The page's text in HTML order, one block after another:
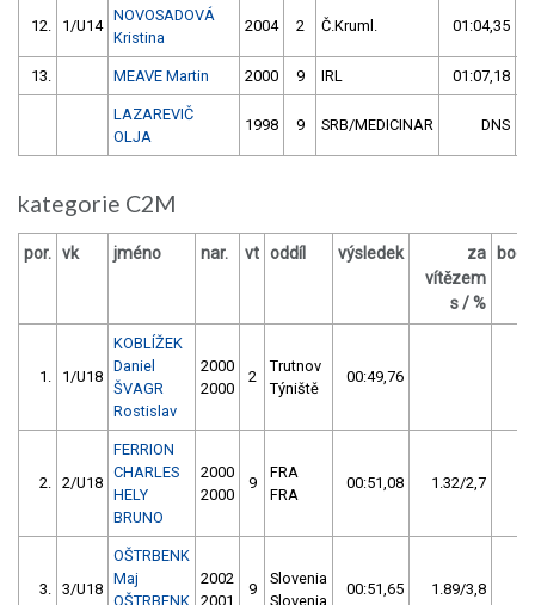
12. 1/U14
NOVOSADOVÁ
Kristina
2004 2 Č.Kruml. 01:04,35
13. MEAVE Martin 2000 9 IRL 01:07,18
LAZAREVIČ
OLJA
1998 9 SRB/MEDICINAR DNS
kategorie C2M
por. vk jméno nar. vt oddíl výsledek
za
vítězem
s / %
body
1. 1/U18
KOBLÍŽEK
Daniel
ŠVAGR
Rostislav
2000
2000
2
Trutnov
Týniště
00:49,76
2. 2/U18
FERRION
CHARLES
HELY
BRUNO
2000
2000
9
FRA
FRA
00:51,08 1.32/2,7
3. 3/U18
OŠTRBENK
Maj
OŠTRBENK
2002
2001
9
Slovenia
Slovenia
00:51,65 1.89/3,8